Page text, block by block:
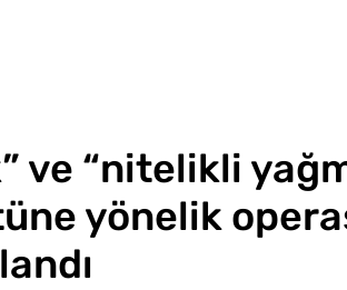
ve “nitelikli
yönelik